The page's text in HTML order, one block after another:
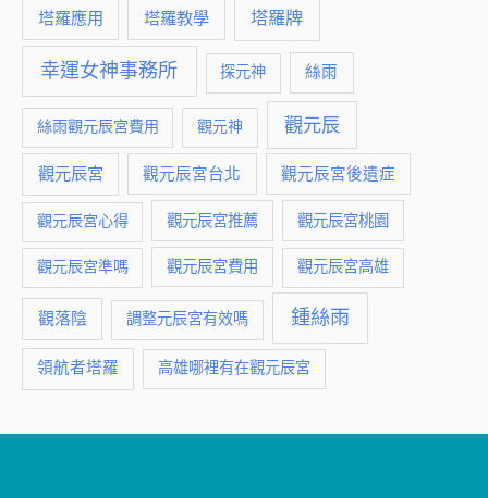
塔羅應用 塔羅教學 塔羅牌
幸運女神事務所 探元神 絲雨
絲雨觀元辰宮費用 觀元神 觀元辰
觀元辰宮 觀元辰宮台北 觀元辰宮後遺症
觀元辰宮心得 觀元辰宮推薦 觀元辰宮桃園
觀元辰宮準嗎 觀元辰宮費用 觀元辰宮高雄
觀落陰 調整元辰宮有效嗎 鍾絲雨
領航者塔羅 高雄哪裡有在觀元辰宮